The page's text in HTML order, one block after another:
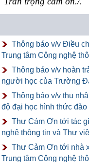
Thông báo v/v Điều
Trung tâm Công nghệ
Thông báo v/v hoàn
người học của Trường
Thông báo v/v thu
độ đại học hình thức đào
Thư Cảm Ơn tới tác
nghệ thông tin và Thư
Thư Cảm Ơn tới nhà
Trung tâm Công nghệ